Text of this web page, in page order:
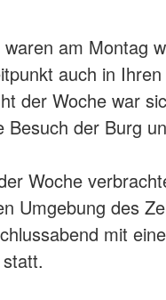
waren am Montag
auch in Ihren
der Woche war
Besuch der Burg
Woche
Umgebung des
mit